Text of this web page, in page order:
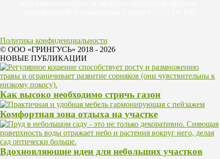
Политика конфиденциальности
© ООО «ГРИНГУСЬ» 2018 - 2026
НОВЫЕ ПУБЛИКАЦИИ
Как высоко необходимо стричь газон
Комфортная зона отдыха на участке
Вдохновляющие идеи для небольших участков